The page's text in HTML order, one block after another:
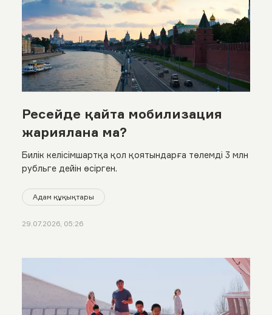
Ресейде қайта мобилизация
жариялана ма?
Билік келісімшартқа қол қоятындарға төлемді 3 млн
рубльге дейін өсірген.
Адам құқықтары
29.07.2026, 05:26